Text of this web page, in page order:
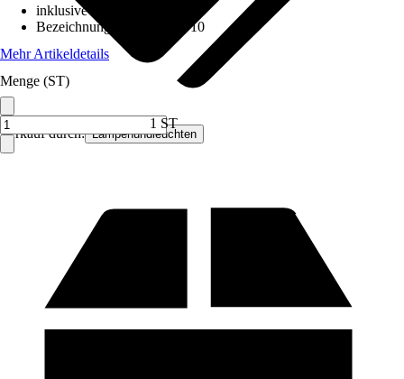
Verkauf durch: Lampenundleuchten
inklusive Leuchtmittel
Bezeichnung Fassung
GU10
Mehr Artikeldetails
Menge (ST)
1 ST